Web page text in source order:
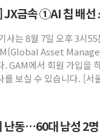
JX금속 ①AI 칩 배선
사는 8월 7일 오후 3시
Asset
. GAM에서 회원 가입을
를 보실 수 있습니다. [서
난동…60대 남성 2